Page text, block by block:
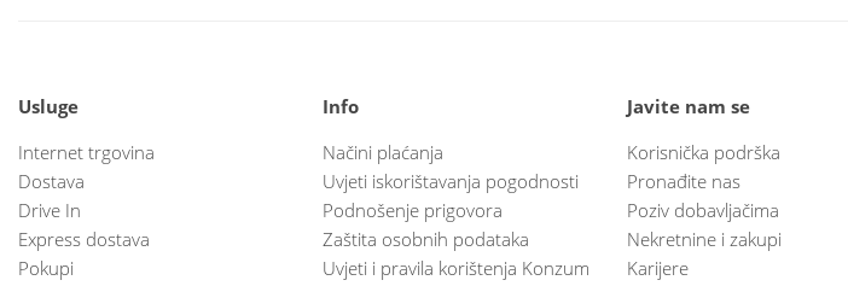
Usluge
Internet trgovina
Dostava
Drive In
Express dostava
Pokupi
Info
Načini plaćanja
Uvjeti iskorištavanja pogodnosti
Podnošenje prigovora
Zaštita osobnih podataka
Uvjeti i pravila korištenja Konzum
Javite nam se
Korisnička podrška
Pronađite nas
Poziv dobavljačima
Nekretnine i zakupi
Karijere